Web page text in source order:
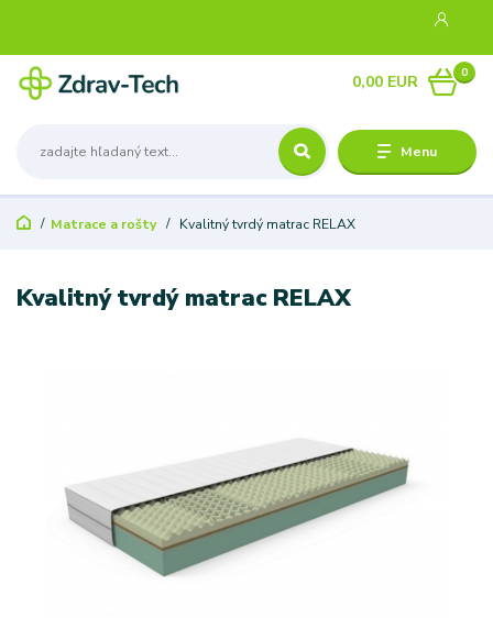
Menu
0
0,00 EUR
Matrace a rošty Kvalitný tvrdý matrac RELAX
Kvalitný tvrdý matrac RELAX